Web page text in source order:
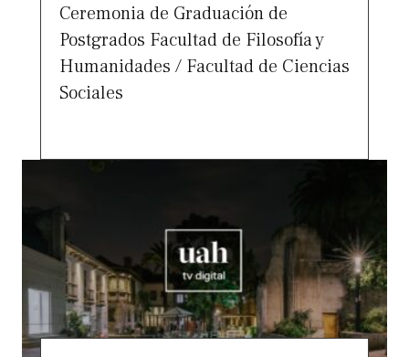
Ceremonia de Graduación de
Postgrados Facultad de Filosofía y
Humanidades / Facultad de Ciencias
Sociales